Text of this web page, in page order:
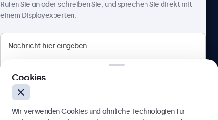
Berliner Allee 59, 40212 Düsseldorf, Deutschland
Deutsch
Rufen Sie an oder schreiben Sie, und sprechen Sie direkt mit
einem Displayexperten.
Cookies
Wir verwenden Cookies und ähnliche Technologien für